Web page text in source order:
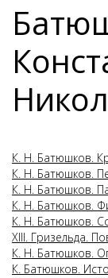
К. Н. Батюшков.
К. Н. Батюшков.
К. Н. Батюшков.
К. Н. Батюшков.
К. Н. Батюшков.
XIII. Гризельда.
К. Н. Батюшков.
К. Батюшков.